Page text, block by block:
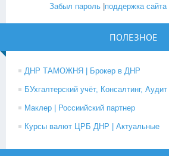
Забыл пароль| поддержка сайта|
ПОЛЕЗНОЕ
ДНР ТАМОЖНЯ | Брокер в ДНР
БУхгалтерский учёт, Консалтинг, Аудит
Маклер | Россиийский партнер
Курсы валют ЦРБ ДНР | Актуальные